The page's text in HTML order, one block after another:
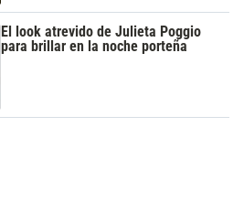
El look atrevido de Julieta Poggio
para brillar en la noche porteña